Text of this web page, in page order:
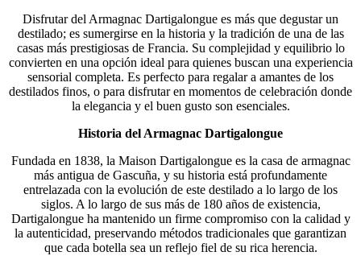
Disfrutar del Armagnac Dartigalongue es más que degustar un
destilado; es sumergirse en la historia y la tradición de una de las
casas más prestigiosas de Francia. Su complejidad y equilibrio lo
convierten en una opción ideal para quienes buscan una experiencia
sensorial completa. Es perfecto para regalar a amantes de los
destilados finos, o para disfrutar en momentos de celebración donde
la elegancia y el buen gusto son esenciales.
Historia del Armagnac Dartigalongue
Fundada en 1838, la Maison Dartigalongue es la casa de armagnac
más antigua de Gascuña, y su historia está profundamente
entrelazada con la evolución de este destilado a lo largo de los
siglos. A lo largo de sus más de 180 años de existencia,
Dartigalongue ha mantenido un firme compromiso con la calidad y
la autenticidad, preservando métodos tradicionales que garantizan
que cada botella sea un reflejo fiel de su rica herencia.